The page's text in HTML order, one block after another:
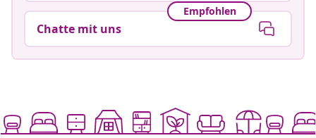
Empfohlen
Chatte mit uns